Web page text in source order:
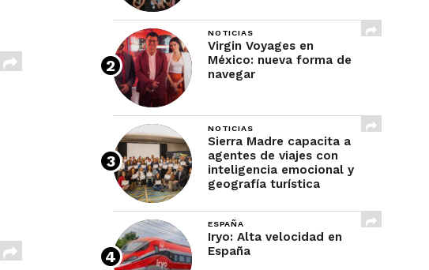
NOTICIAS
Virgin Voyages en
México: nueva forma de
navegar
NOTICIAS
Sierra Madre capacita a
agentes de viajes con
inteligencia emocional y
geografía turística
ESPAÑA
Iryo: Alta velocidad en
España